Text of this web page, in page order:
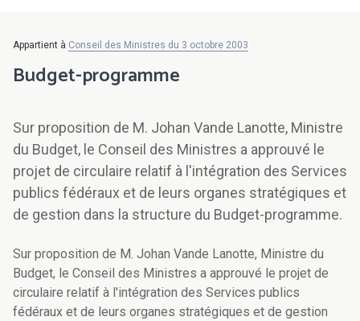
Appartient à Conseil des Ministres du 3 octobre 2003
Budget-programme
Sur proposition de M. Johan Vande Lanotte, Ministre
du Budget, le Conseil des Ministres a approuvé le
projet de circulaire relatif à l'intégration des Services
publics fédéraux et de leurs organes stratégiques et
de gestion dans la structure du Budget-programme.
Sur proposition de M. Johan Vande Lanotte, Ministre du
Budget, le Conseil des Ministres a approuvé le projet de
circulaire relatif à l'intégration des Services publics
fédéraux et de leurs organes stratégiques et de gestion